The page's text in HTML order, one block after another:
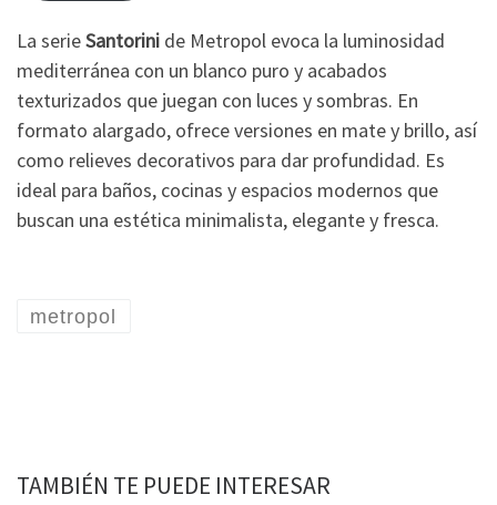
La serieSantorini de Metropol evoca la luminosidad
mediterránea con un blanco puro y acabados
texturizados que juegan con luces y sombras. En
formato alargado, ofrece versiones en mate y brillo, así
como relieves decorativos para dar profundidad. Es
ideal para baños, cocinas y espacios modernos que
buscan una estética minimalista, elegante y fresca.
metropol
TAMBIÉN TE PUEDE INTERESAR